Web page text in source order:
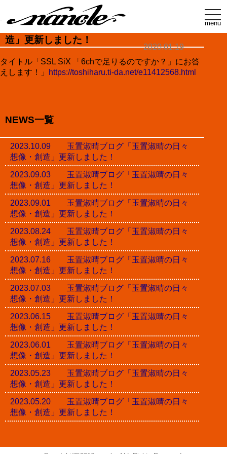
t
o
g
g
menu
玉置淑晴ブログ「玉置淑晴の日々想像・創
造」更新しました！
2020.01.19
タイトル「SSL SiX 「6chで足りるのですか？」にお答
えします！」
https://toshiharu.ti-da.net/e11412568.html
NEWS一覧
2023.10.09 玉置淑晴ブログ「玉置淑晴の日々
想像・創造」更新しました！
2023.09.03 玉置淑晴ブログ「玉置淑晴の日々
想像・創造」更新しました！
2023.09.01 玉置淑晴ブログ「玉置淑晴の日々
想像・創造」更新しました！
2023.08.24 玉置淑晴ブログ「玉置淑晴の日々
想像・創造」更新しました！
2023.07.16 玉置淑晴ブログ「玉置淑晴の日々
想像・創造」更新しました！
2023.07.03 玉置淑晴ブログ「玉置淑晴の日々
想像・創造」更新しました！
2023.06.15 玉置淑晴ブログ「玉置淑晴の日々
想像・創造」更新しました！
2023.06.01 玉置淑晴ブログ「玉置淑晴の日々
想像・創造」更新しました！
2023.05.23 玉置淑晴ブログ「玉置淑晴の日々
想像・創造」更新しました！
2023.05.20 玉置淑晴ブログ「玉置淑晴の日々
想像・創造」更新しました！